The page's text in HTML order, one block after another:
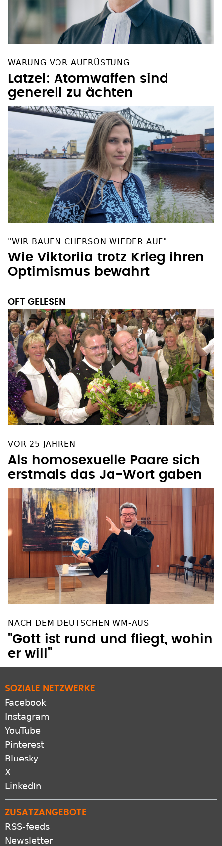
WARUNG VOR AUFRÜSTUNG
Latzel: Atomwaffen sind
generell zu ächten
"WIR BAUEN CHERSON WIEDER AUF"
Wie Viktoriia trotz Krieg ihren
Optimismus bewahrt
OFT GELESEN
VOR 25 JAHREN
Als homosexuelle Paare sich
erstmals das Ja-Wort gaben
NACH DEM DEUTSCHEN WM-AUS
"Gott ist rund und fliegt, wohin
er will"
SOZIALE NETZWERKE
Facebook
Instagram
YouTube
Pinterest
Bluesky
X
LinkedIn
ZUSATZANGEBOTE
RSS-feeds
Newsletter